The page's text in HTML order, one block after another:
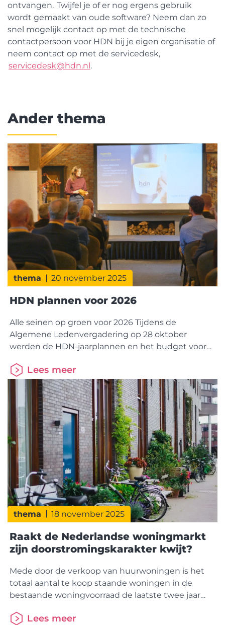
ontvangen. Twijfel je of er nog ergens gebruik
wordt gemaakt van oude software? Neem dan zo
snel mogelijk contact op met de technische
contactpersoon voor HDN bij je eigen organisatie of
neem contact op met de servicedesk,
servicedesk@hdn.nl.
Ander thema
thema 20 november 2025
HDN plannen voor 2026
Alle seinen op groen voor 2026 Tijdens de
Algemene Ledenvergadering op 28 oktober
werden de HDN-jaarplannen en het budget voor
voor verdere digitalisering en samenwerking in de
keten. StakeholdersessieTijdens de HDN-
stakeholdersessie stond inspiratie uit het
buitenland centraal. Pia Tverin (CEO Nordea
Hypotek) en Mathilda Muhrbeck (Head of Product)
van
Lees meer
thema 18 november 2025
Raakt de Nederlandse woningmarkt
zijn doorstromingskarakter kwijt?
Mede door de verkoop van huurwoningen is het
totaal aantal te koop staande woningen in de
bestaande woningvoorraad de laatste twee jaar
appartementen en woningen in het minder dure
Lees meer